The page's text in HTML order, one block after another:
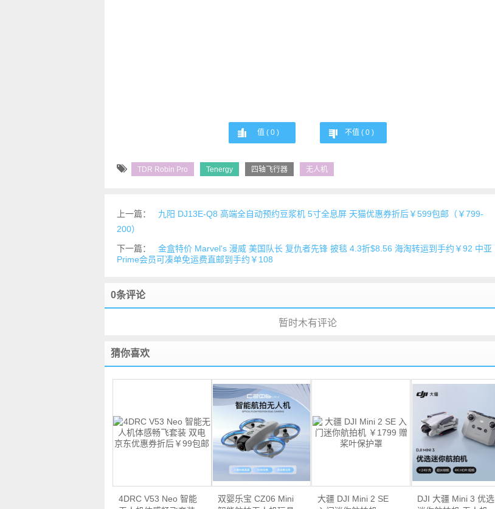
值 ( 0 ) 不值 ( 0 )
TDR Robin Pro Tenergy 四轴飞行器 无人机
上一篇：
九阳 DJ13E-Q8 高端全自动预约豆浆机 5寸全息屏 天猫优惠券折后￥599包邮（￥799-
200）
下一篇：
金盒特价 Marvel's 漫威 美国队长 复仇者先锋 披毯 4.3折$8.56 海淘转运到手约￥92 中亚
Prime会员可凑单免运费直邮到手约￥108
0条评论
暂时木有评论
猜你喜欢
4DRC V53 Neo 智能
双婴乐宝 CZ06 Mini
大疆 DJI Mini 2 SE
DJI 大疆 Mini 3 优选